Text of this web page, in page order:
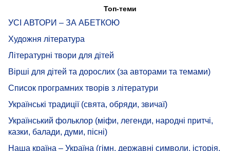
Топ-теми
УСІ АВТОРИ – ЗА АБЕТКОЮ
Художня література
Літературні твори для дітей
Вірші для дітей та дорослих (за авторами та темами)
Список програмних творів з літератури
Українські традиції (свята, обряди, звичаї)
Український фольклор (міфи, легенди, народні притчі,
казки, балади, думи, пісні)
Наша країна – Україна (гімн, державні символи, історія,